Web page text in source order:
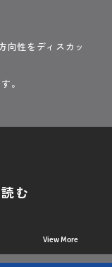
向性をディスカッ
。
む
View More